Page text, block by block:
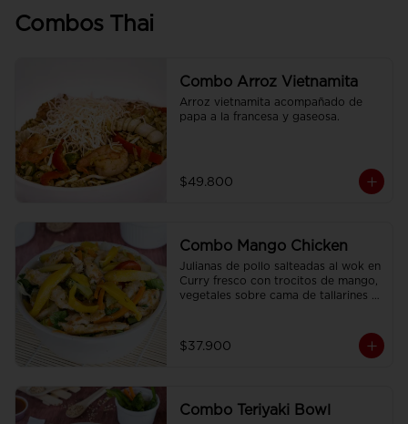
Combos Thai
Combo Arroz Vietnamita
Arroz vietnamita acompañado de
papa a la francesa y gaseosa.
$49.800
Combo Mango Chicken
Julianas de pollo salteadas al wok en
Curry fresco con trocitos de mango,
vegetales sobre cama de tallarines
$37.900
Combo Teriyaki Bowl